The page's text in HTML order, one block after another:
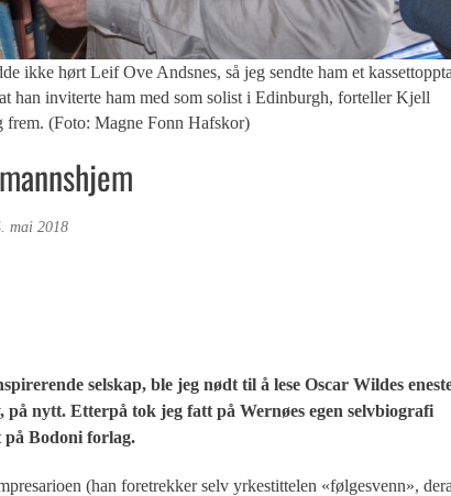
hørt Leif Ove Andsnes, så jeg sendte ham et
han inviterte ham med som solist i Edinburgh, forteller Kjell
frem. (Foto: Magne Fonn Hafskor)
mai 2018
selskap, ble jeg nødt til å lese Oscar Wildes
nytt. Etterpå tok jeg fatt på Wernøes egen selvbiografi
på Bodoni forlag.
(han foretrekker selv yrkestittelen «følgesvenn»,